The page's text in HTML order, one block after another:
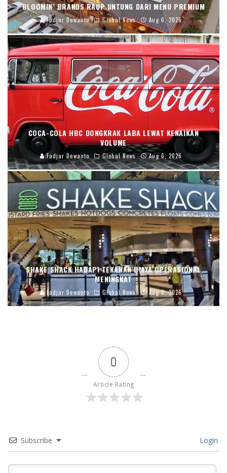
BLOOMIN’ BRANDS RAUP UNTUNG DARI MENU PREMIUM
Fadjar Dewanto Global News Aug 6, 2026
COCA-COLA HBC DONGKRAK LABA LEWAT KENAIKAN
VOLUME
Fadjar Dewanto Global News Aug 6, 2026
SHAKE SHACK HADAPI TEKANAN BIAYA OPERASIONAL
MENINGKAT
Fadjar Dewanto Global News Aug 6, 2026
0
Article Rating
Subscribe Login